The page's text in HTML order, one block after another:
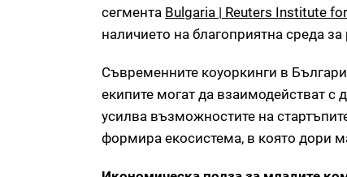
сегмента Bulgaria | Reuters Institute
наличието на благоприятна среда
Съвременните коуоркинги в
екипите могат да взаимодействат
усилва възможностите на
формира екосистема, в която дори